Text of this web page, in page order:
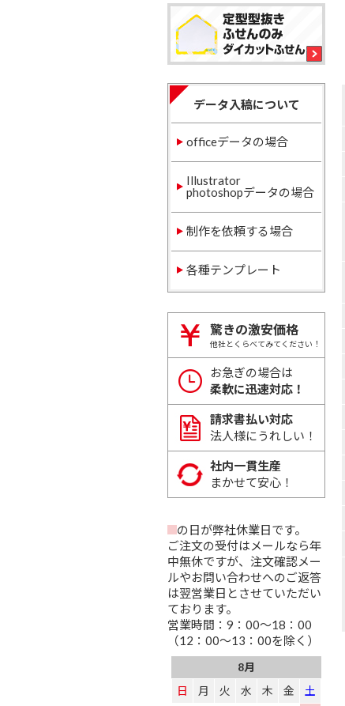
データ入稿について
officeデータの場合
Illustrator
photoshopデータの場合
制作を依頼する場合
各種テンプレート
驚きの激安価格
他社とくらべてみてください！
お急ぎの場合は
柔軟に迅速対応！
請求書払い対応
法人様にうれしい！
社内一貫生産
まかせて安心！
の日が弊社休業日です。
ご注文の受付はメールなら年
中無休ですが、注文確認メー
ルやお問い合わせへのご返答
は翌営業日とさせていただい
ております。
営業時間：9：00～18：00
（12：00～13：00を除く）
8月
日
月 火 水 木 金
土